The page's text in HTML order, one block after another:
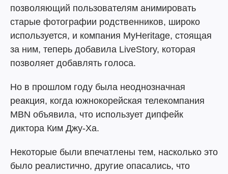
позволяющий пользователям анимировать
старые фотографии родственников, широко
используется, и компания MyHeritage, стоящая
за ним, теперь добавила LiveStory, которая
позволяет добавлять голоса.
Но в прошлом году была неоднозначная
реакция, когда южнокорейская телекомпания
MBN объявила, что использует дипфейк
диктора Ким Джу-Ха.
Некоторые были впечатлены тем, насколько это
было реалистично, другие опасались, что